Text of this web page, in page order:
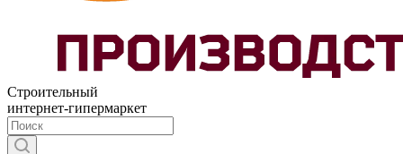
Строительный
интернет-гипермаркет